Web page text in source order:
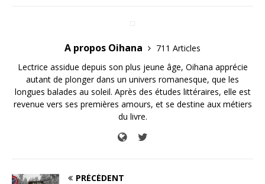
A propos Oihana
711 Articles
Lectrice assidue depuis son plus jeune âge, Oihana apprécie
autant de plonger dans un univers romanesque, que les
longues balades au soleil. Après des études littéraires, elle est
revenue vers ses premières amours, et se destine aux métiers
du livre.
PRÉCÉDENT